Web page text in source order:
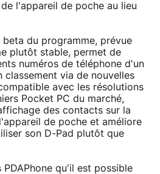
l'appareil de poche au lieu
du programme, prévue
plutôt stable, permet de
numéros de téléphone d'un
classement via de nouvelles
avec les résolutions
Pocket PC du marché,
des contacts sur la
de poche et améliore
son D-Pad plutôt que
qu'il est possible